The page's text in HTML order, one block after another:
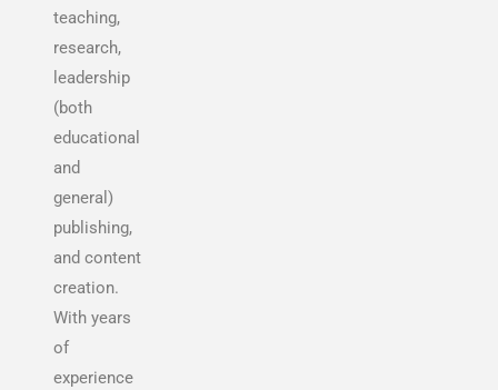
teaching,
research,
leadership
(both
educational
and
general)
publishing,
and content
creation.
With years
of
experience